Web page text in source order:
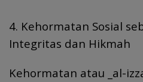
4. Kehormatan Sosial
Integritas dan Hikmah
Kehormatan atau _al-